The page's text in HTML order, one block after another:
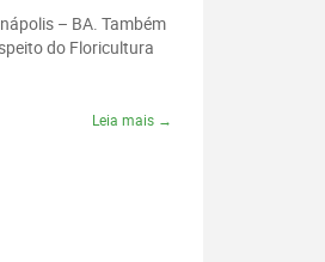
– BA. Também
do Floricultura
Leia mais →